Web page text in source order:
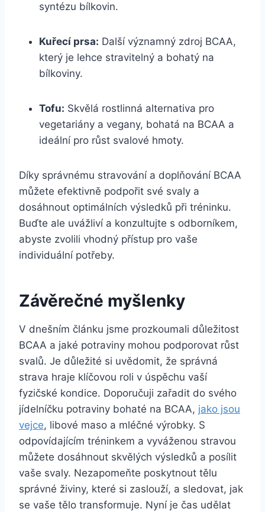
syntézu bílkovin.
Kuřecí prsa: Další významný zdroj BCAA,
který je lehce stravitelný a bohatý na
bílkoviny.
Tofu: Skvělá rostlinná alternativa pro
vegetariány a vegany, bohatá na BCAA a
ideální pro růst svalové hmoty.
Díky správnému stravování a doplňování BCAA
můžete efektivně podpořit své svaly a
dosáhnout optimálních výsledků při tréninku.
Buďte ale uvážliví a konzultujte s odborníkem,
abyste zvolili vhodný přístup pro vaše
individuální potřeby.
Závěrečné myšlenky
V dnešním článku jsme prozkoumali důležitost
BCAA a jaké potraviny mohou podporovat růst
svalů. Je důležité si uvědomit, že správná
strava hraje klíčovou roli v úspěchu vaší
fyzičské kondice. Doporučuji zařadit do svého
jídelníčku potraviny bohaté na BCAA, jako jsou
vejce, libové maso a mléčné výrobky. S
odpovídajícím tréninkem a vyváženou stravou
můžete dosáhnout skvělých výsledků a posílit
vaše svaly. Nezapomeňte poskytnout tělu
správné živiny, které si zaslouží, a sledovat, jak
se vaše tělo transformuje. Nyní je čas udělat